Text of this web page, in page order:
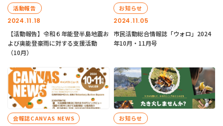
2024.11.18
活動報告
【活動報告】令和６年能登半島地震お
よび奥能登豪雨に対する支援活動
（10月）
2024.11.05
お知らせ
市民活動総合情報誌「ウォロ」2024
年10月・11月号
会報誌CANVAS NEWS お知らせ